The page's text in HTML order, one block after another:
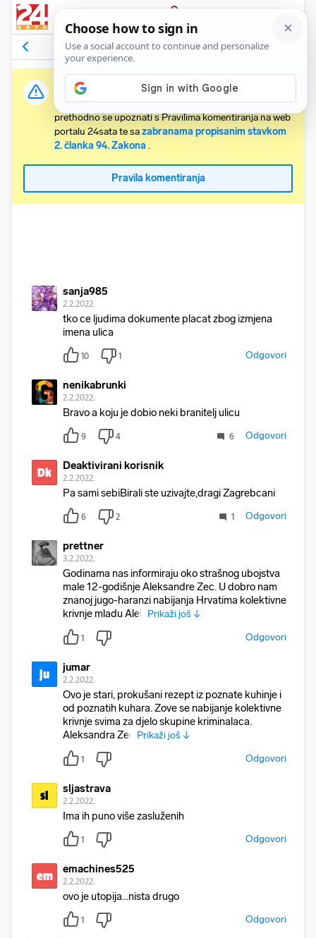
PRIJAVA
Komentari22 Relevantni
Važna obavijest:
Svaki korisnik koji želi komentirati članke obvezan je
prethodno se upoznati s Pravilima komentiranja na web
portalu 24sata te sazabranama propisanim stavkom
2. članka 94. Zakona .
Pravila komentiranja
sanja985
2.2.2022.
tko ce ljudima dokumente placat zbog izmjena
imena ulica
10 1 Odgovori
nenikabrunki
2.2.2022.
Bravo a koju je dobio neki branitelj ulicu
9 4 6 Odgovori
Dk Deaktivirani korisnik
2.2.2022.
Pa sami sebiBirali ste uzivajte,dragi Zagrebcani
6 2 1 Odgovori
prettner
3.2.2022.
Godinama nas informiraju oko strašnog ubojstva
male 12-godišnje Aleksandre Zec. U dobro nam
znanoj jugo-haranzi nabijanja Hrvatima kolektivne
krivnje mladu Alek Prikaži još ↓
1 Odgovori
ju jumar
2.2.2022.
Ovo je stari, prokušani rezept iz poznate kuhinje i
od poznatih kuhara. Zove se nabijanje kolektivne
krivnje svima za djelo skupine kriminalaca.
Aleksandra Zec Prikaži još ↓
1 Odgovori
sl sljastrava
2.2.2022.
Ima ih puno više zasluženih
1 Odgovori
em emachines525
2.2.2022.
ovo je utopija...nista drugo
1 Odgovori